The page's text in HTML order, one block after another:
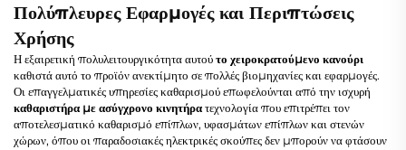
Πολύπλευρες Εφαρμογές και Περιπτώσεις
Χρήσης
Η εξαιρετική πολυλειτουργικότητα αυτούτο χειροκρατούμενο κανούρι
καθιστά αυτό το προϊόν ανεκτίμητο σε πολλές βιομηχανίες και εφαρμογές.
Οι επαγγελματικές υπηρεσίες καθαρισμού επωφελούνται από την ισχυρή
καθαριστήρα με ασύγχρονο κινητήρατεχνολογία που επιτρέπει τον
αποτελεσματικό καθαρισμό επίπλων, υφασμάτων επίπλων και στενών
χώρων, όπου οι παραδοσιακές ηλεκτρικές σκούπες δεν μπορούν να φτάσουν